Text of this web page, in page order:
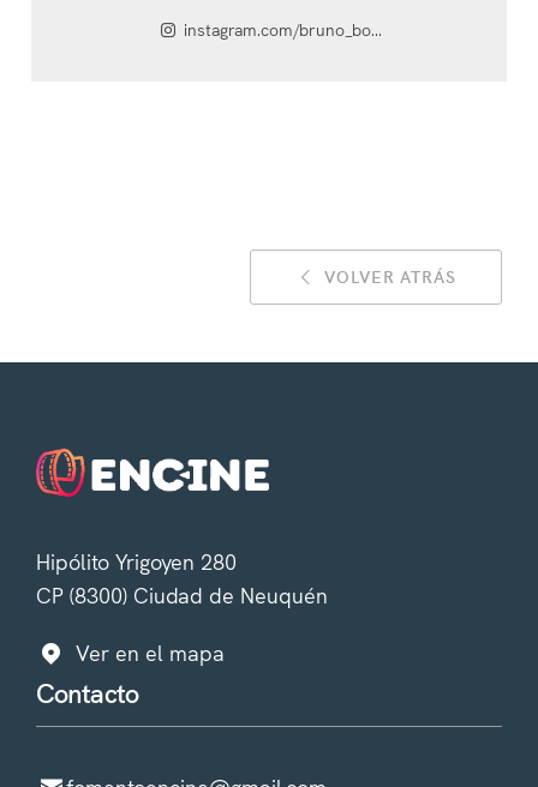
instagram.com/bruno_bo...
VOLVER ATRÁS
Hipólito Yrigoyen 280
CP (8300) Ciudad de Neuquén
Ver en el mapa
Contacto